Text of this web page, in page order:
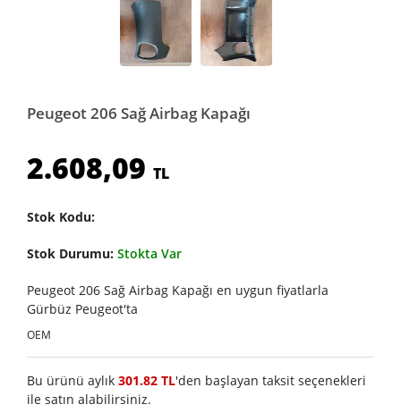
Peugeot 206 Sağ Airbag Kapağı
2.608,09 TL
Stok Kodu:
Stok Durumu: Stokta Var
Peugeot 206 Sağ Airbag Kapağı en uygun fiyatlarla
Gürbüz Peugeot'ta
OEM
Bu ürünü aylık 301.82 TL'den başlayan taksit seçenekleri
ile satın alabilirsiniz.